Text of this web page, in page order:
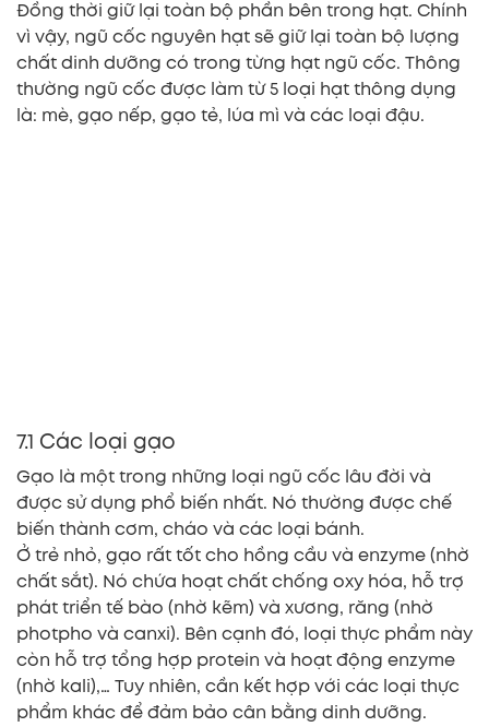
Đồng thời giữ lại toàn bộ phần bên trong hạt. Chính
vì vậy, ngũ cốc nguyên hạt sẽ giữ lại toàn bộ lượng
chất dinh dưỡng có trong từng hạt ngũ cốc. Thông
thường ngũ cốc được làm từ 5 loại hạt thông dụng
là: mè, gạo nếp, gạo tẻ, lúa mì và các loại đậu.
7.1 Các loại gạo
Gạo là một trong những loại ngũ cốc lâu đời và
được sử dụng phổ biến nhất. Nó thường được chế
biến thành cơm, cháo và các loại bánh.
Ở trẻ nhỏ, gạo rất tốt cho hồng cầu và enzyme (nhờ
chất sắt). Nó chứa hoạt chất chống oxy hóa, hỗ trợ
phát triển tế bào (nhờ kẽm) và xương, răng (nhờ
photpho và canxi). Bên cạnh đó, loại thực phẩm này
còn hỗ trợ tổng hợp protein và hoạt động enzyme
(nhờ kali),… Tuy nhiên, cần kết hợp với các loại thực
phẩm khác để đảm bảo cân bằng dinh dưỡng.